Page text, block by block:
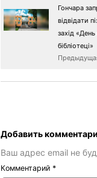
Гончара
відвідати
захід
бібліотеці»
Добавить
Ваш адрес email не
Комментарий *